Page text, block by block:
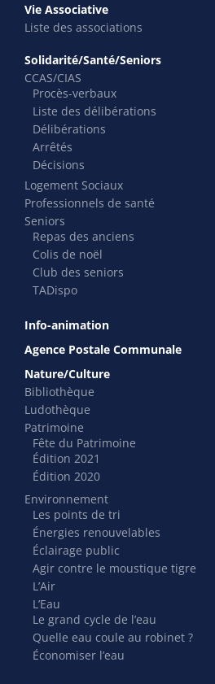
Vie Associative
Liste des associations
Solidarité/Santé/Seniors
CCAS/CIAS
Procès-verbaux
Liste des délibérations
Délibérations
Arrêtés
Décisions
Logement Sociaux
Professionnels de santé
Seniors
Repas des anciens
Colis de noël
Club des seniors
TADispo
Info-animation
Agence Postale Communale
Nature/Culture
Bibliothèque
Ludothèque
Patrimoine
Fête du Patrimoine
Édition 2021
Édition 2020
Environnement
Les points de tri
Énergies renouvelables
Éclairage public
Agir contre le moustique tigre
L’Air
L’Eau
Le grand cycle de l’eau
Quelle eau coule au robinet ?
Économiser l’eau